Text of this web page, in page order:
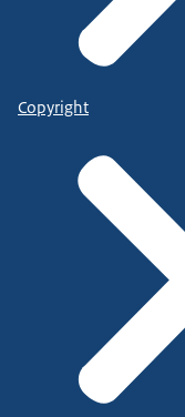
Copyright